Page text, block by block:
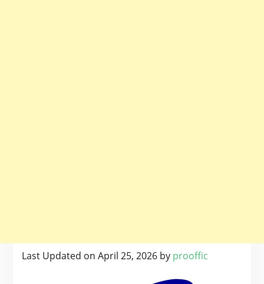
Last Updated on April 25, 2026 by prooffic